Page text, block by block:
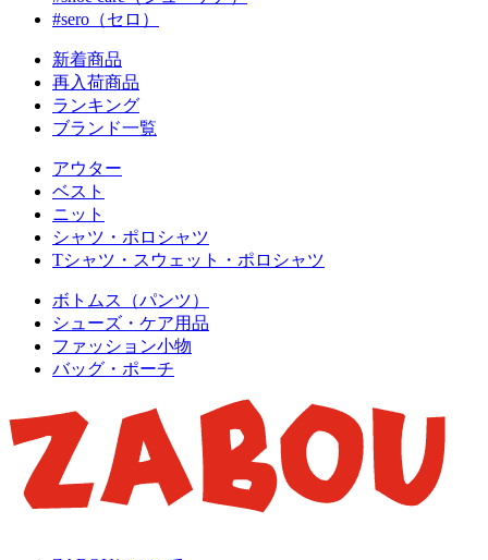
#sero（セロ）
新着商品
再入荷商品
ランキング
ブランド一覧
アウター
ベスト
ニット
シャツ・ポロシャツ
Tシャツ・スウェット・ポロシャツ
ボトムス（パンツ）
シューズ・ケア用品
ファッション小物
バッグ・ポーチ